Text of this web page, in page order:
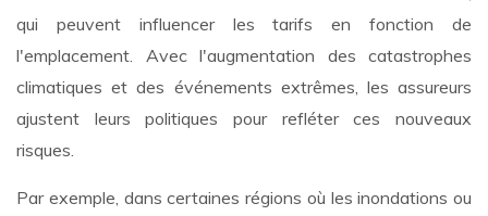
qui peuvent influencer les tarifs en fonction de
l'emplacement. Avec l'augmentation des catastrophes
climatiques et des événements extrêmes, les assureurs
ajustent leurs politiques pour refléter ces nouveaux
risques.
Par exemple, dans certaines régions où les inondations ou